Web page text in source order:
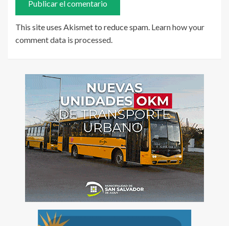
This site uses Akismet to reduce spam. Learn how your
comment data is processed.